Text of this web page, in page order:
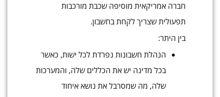
חברה אמריקאית מוסיפה שכבת מורכבות
תפעולית שצריך לקחת בחשבון.
בין היתר:
הנהלת חשבונות נפרדת לכל ישות, כאשר
בכל מדינה יש את הכללים שלה, והמערכות
שלה, מה שמסרבל את נושא איחוד